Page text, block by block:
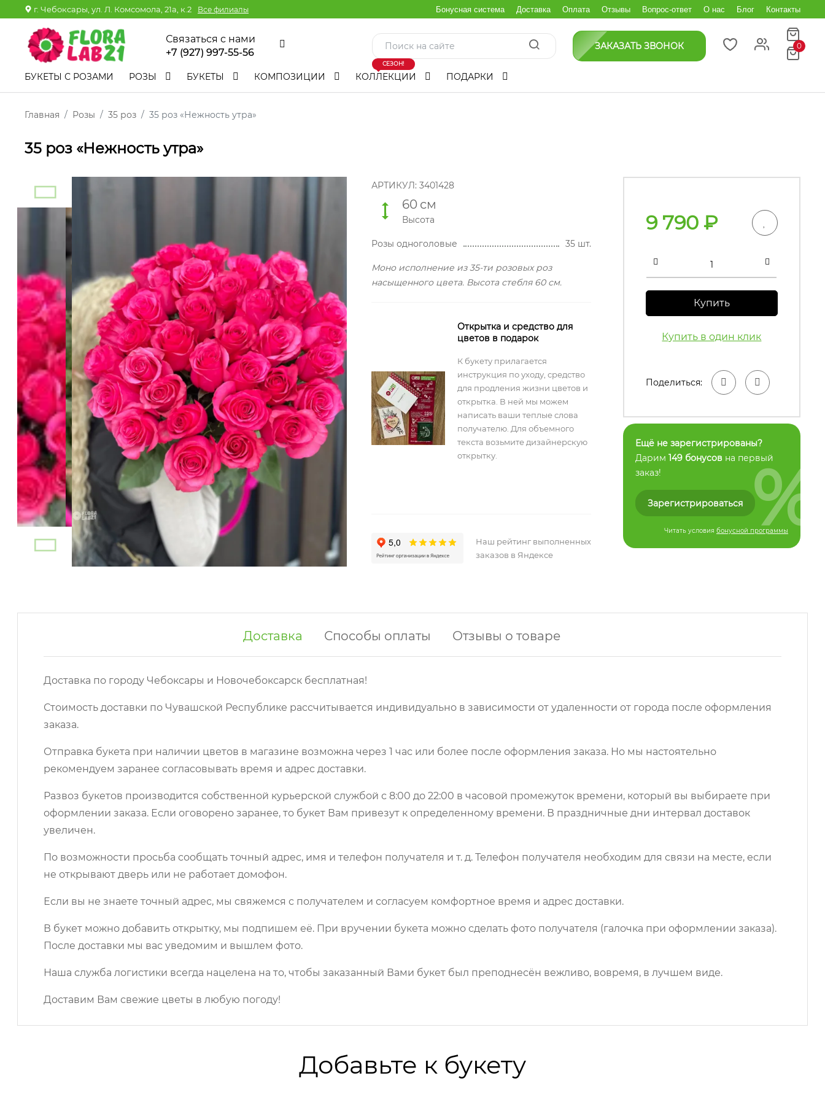
г. Чебоксары, ул. Л. Комсомола, 21а, к.2 Все филиалы Бонусная система Доставка Оплата Отзывы Вопрос-ответ О нас Блог Контакты
Связаться с нами
+7 (927) 997-55-56
ЗАКАЗАТЬ ЗВОНОК 0
БУКЕТЫ С РОЗАМИ РОЗЫ БУКЕТЫ КОМПОЗИЦИИ КОЛЛЕКЦИИ
СЕЗОН!
ПОДАРКИ
Главная Розы 35 роз 35 роз «Нежность утра»
35 роз «Нежность утра»
АРТИКУЛ: 3401428
60 см
Высота
Розы одноголовые 35 шт.
Моно исполнение из 35-ти розовых роз
насыщенного цвета. Высота стебля 60 см.
Открытка и средство для
цветов в подарок
К букету прилагается
инструкция по уходу, средство
для продления жизни цветов и
открытка. В ней мы можем
написать ваши теплые слова
получателю. Для объемного
текста возьмите дизайнерскую
открытку.
Наш рейтинг выполненных
заказов в Яндексе
9 790₽
Купить
Купить в один клик
Поделиться:
Ещё не зарегистрированы?
Дарим 149 бонусовна первый
заказ!
Зарегистрироваться
Читать условия бонусной программы
%
Доставка Способы оплаты Отзывы о товаре
Доставка по городу Чебоксары и Новочебоксарск бесплатная!
Стоимость доставки по Чувашской Республике рассчитывается индивидуально в зависимости от удаленности от города после оформления
заказа.
Отправка букета при наличии цветов в магазине возможна через 1 час или более после оформления заказа. Но мы настоятельно
рекомендуем заранее согласовывать время и адрес доставки.
Развоз букетов производится собственной курьерской службой с 8:00 до 22:00 в часовой промежуток времени, который вы выбираете при
оформлении заказа. Если оговорено заранее, то букет Вам привезут к определенному времени. В праздничные дни интервал доставок
увеличен.
По возможности просьба сообщать точный адрес, имя и телефон получателя и т. д. Телефон получателя необходим для связи на месте, если
не открывают дверь или не работает домофон.
Если вы не знаете точный адрес, мы свяжемся с получателем и согласуем комфортное время и адрес доставки.
В букет можно добавить открытку, мы подпишем её. При вручении букета можно сделать фото получателя (галочка при оформлении заказа).
После доставки мы вас уведомим и вышлем фото.
Наша служба логистики всегда нацелена на то, чтобы заказанный Вами букет был преподнесён вежливо, вовремя, в лучшем виде.
Доставим Вам свежие цветы в любую погоду!
Добавьте к букету